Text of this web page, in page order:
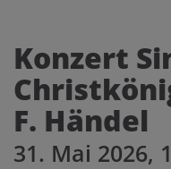
A A A A
Konzert
F. Händel
31. Mai 2026,